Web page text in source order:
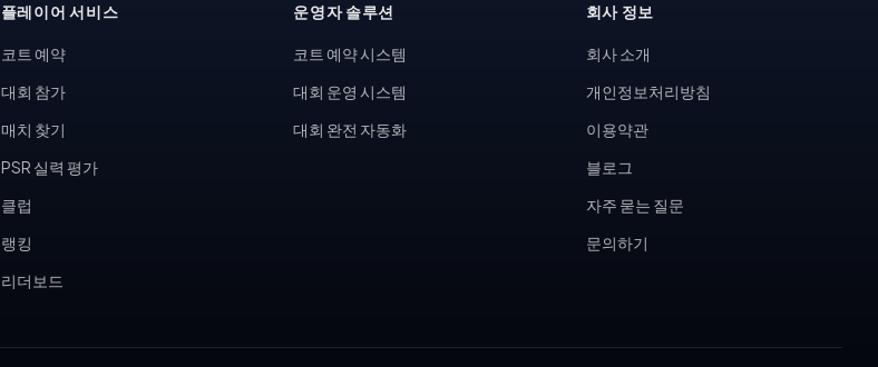
플레이어 서비스
코트 예약
대회 참가
매치 찾기
PSR 실력 평가
클럽
랭킹
리더보드
운영자 솔루션
코트 예약 시스템
대회 운영 시스템
대회 완전 자동화
회사 정보
회사 소개
개인정보처리방침
이용약관
블로그
자주 묻는 질문
문의하기